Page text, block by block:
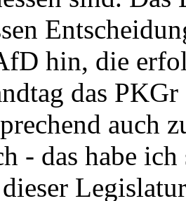
hin, die
das
auch
- das habe